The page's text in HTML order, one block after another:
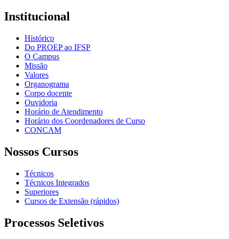
Institucional
Histórico
Do PROEP ao IFSP
O Campus
Missão
Valores
Organograma
Corpo docente
Ouvidoria
Horário de Atendimento
Horário dos Coordenadores de Curso
CONCAM
Nossos Cursos
Técnicos
Técnicos Integrados
Superiores
Cursos de Extensão (rápidos)
Processos Seletivos